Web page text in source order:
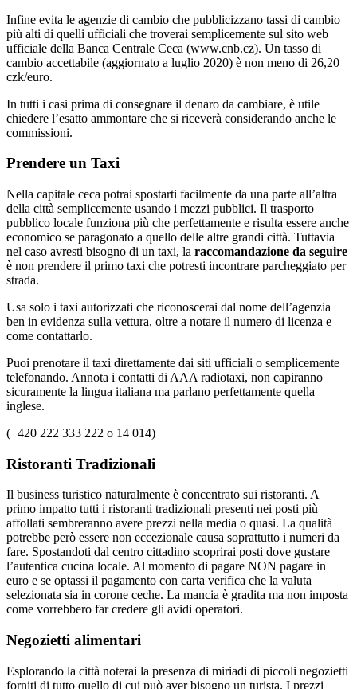
Infine evita le agenzie di cambio che pubblicizzano tassi di cambio
più alti di quelli ufficiali che troverai semplicemente sul sito web
ufficiale della Banca Centrale Ceca (www.cnb.cz). Un tasso di
cambio accettabile (aggiornato a luglio 2020) è non meno di 26,20
czk/euro.
In tutti i casi prima di consegnare il denaro da cambiare, è utile
chiedere l’esatto ammontare che si riceverà considerando anche le
commissioni.
Prendere un Taxi
Nella capitale ceca potrai spostarti facilmente da una parte all’altra
della città semplicemente usando i mezzi pubblici. Il trasporto
pubblico locale funziona più che perfettamente e risulta essere anche
economico se paragonato a quello delle altre grandi città. Tuttavia
nel caso avresti bisogno di un taxi, la raccomandazione da seguire
è non prendere il primo taxi che potresti incontrare parcheggiato per
strada.
Usa solo i taxi autorizzati che riconoscerai dal nome dell’agenzia
ben in evidenza sulla vettura, oltre a notare il numero di licenza e
come contattarlo.
Puoi prenotare il taxi direttamente dai siti ufficiali o semplicemente
telefonando. Annota i contatti di AAA radiotaxi, non capiranno
sicuramente la lingua italiana ma parlano perfettamente quella
inglese.
(+420 222 333 222 o 14 014)
Ristoranti Tradizionali
Il business turistico naturalmente è concentrato sui ristoranti. A
primo impatto tutti i ristoranti tradizionali presenti nei posti più
affollati sembreranno avere prezzi nella media o quasi. La qualità
potrebbe però essere non eccezionale causa soprattutto i numeri da
fare. Spostandoti dal centro cittadino scoprirai posti dove gustare
l’autentica cucina locale. Al momento di pagare NON pagare in
euro e se optassi il pagamento con carta verifica che la valuta
selezionata sia in corone ceche. La mancia è gradita ma non imposta
come vorrebbero far credere gli avidi operatori.
Negozietti alimentari
Esplorando la città noterai la presenza di miriadi di piccoli negozietti
forniti di tutto quello di cui può aver bisogno un turista. I prezzi